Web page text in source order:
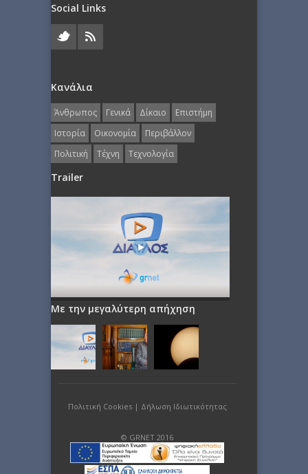
Social Links
Κανάλια
Άνθρωπος Γενικά Δίκαιο
Επιστήμη
Ιστορία
Οικονομία
Περιβάλλον
Πολιτική
Τέχνη Τεχνολογία
Trailer
Με την μεγαλύτερη απήχηση
Πολιτική Cookies| Δήλωση Ιδιωτικότητας
© GRNET 2016